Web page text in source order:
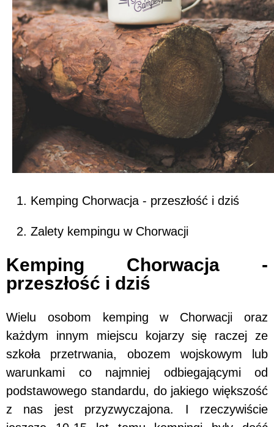
Kemping Chorwacja - przeszłość i dziś
Zalety kempingu w Chorwacji
Kemping Chorwacja -
przeszłość i dziś
Wielu osobom kemping w Chorwacji oraz
każdym innym miejscu kojarzy się raczej ze
szkoła przetrwania, obozem wojskowym lub
warunkami co najmniej odbiegającymi od
podstawowego standardu, do jakiego większość
z nas jest przyzwyczajona. I rzeczywiście